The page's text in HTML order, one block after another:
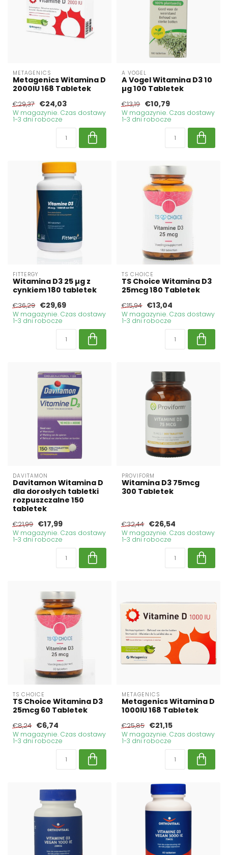
METAGENICS
Metagenics Witamina D
2000IU 168 Tabletek
€29,37 €24,03
W magazynie. Czas dostawy
1-3 dni robocze
A VOGEL
A Vogel Witamina D3 10
µg 100 Tabletek
€13,19 €10,79
W magazynie. Czas dostawy
1-3 dni robocze
FITTERGY
Witamina D3 25 µg z
cynkiem 180 tabletek
€36,29 €29,69
W magazynie. Czas dostawy
1-3 dni robocze
TS CHOICE
TS Choice Witamina D3
25mcg 180 Tabletek
€15,94 €13,04
W magazynie. Czas dostawy
1-3 dni robocze
DAVITAMON
Davitamon Witamina D
dla dorosłych tabletki
rozpuszczalne 150
tabletek
€21,99 €17,99
W magazynie. Czas dostawy
1-3 dni robocze
PROVIFORM
Witamina D3 75mcg
300 Tabletek
€32,44 €26,54
W magazynie. Czas dostawy
1-3 dni robocze
TS CHOICE
TS Choice Witamina D3
25mcg 60 Tabletek
€8,24 €6,74
W magazynie. Czas dostawy
1-3 dni robocze
METAGENICS
Metagenics Witamina D
1000IU 168 Tabletek
€25,85 €21,15
W magazynie. Czas dostawy
1-3 dni robocze